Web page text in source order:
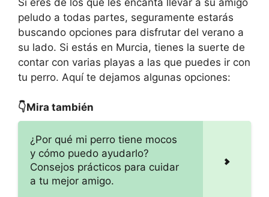
peludo a todas partes, seguramente estarás
buscando opciones para disfrutar del verano a
su lado. Si estás en Murcia, tienes la suerte de
contar con varias playas a las que puedes ir con
tu perro. Aquí te dejamos algunas opciones:
👇Mira también
¿Por qué mi perro tiene mocos
y cómo puedo ayudarlo?
Consejos prácticos para cuidar
a tu mejor amigo.